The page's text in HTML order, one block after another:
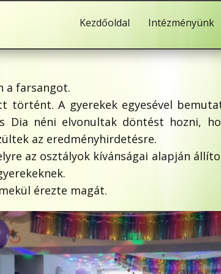
Kezdőoldal Intézményünk
a farsangot.
történt. A gyerekek egyesével
Dia néni elvonultak döntést hozni,
az eredményhirdetésre.
az osztályok kívánságai alapján
érezte magát.